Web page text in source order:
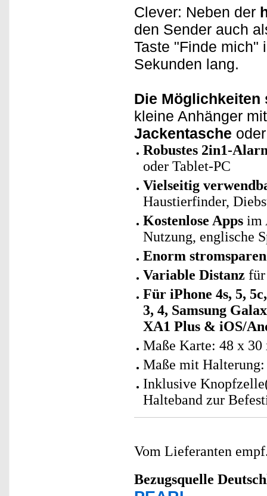
Clever: Neben der
den Sender auch
Taste "Finde mich"
Sekunden lang.
Die Möglichkeiten
kleine Anhänger
Jackentasche
Robustes 2in1-
oder Tablet-PC
Vielseitig
Haustierfinder,
Kostenlose Apps im
Nutzung, englische
Enorm
Variable Distanz für
Für iPhone 4s, 5,
3, 4, Samsung
XA1 Plus & iOS/
Maße Karte: 48 x 30
Maße mit
Inklusive
Halteband zur
Vom Lieferanten
Bezugsquelle